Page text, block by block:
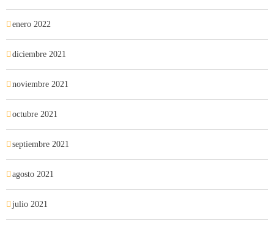
enero 2022
diciembre 2021
noviembre 2021
octubre 2021
septiembre 2021
agosto 2021
julio 2021